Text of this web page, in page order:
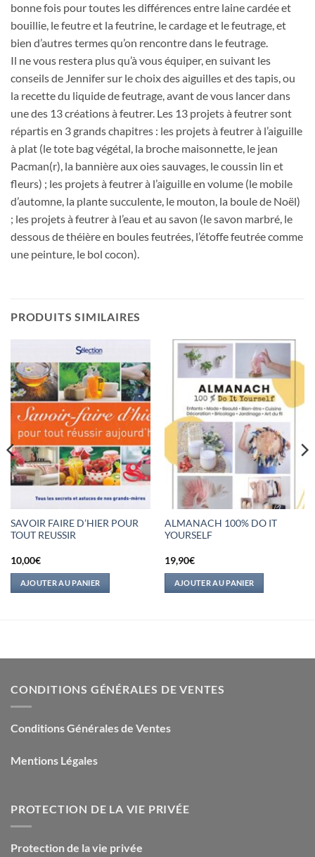
bonne fois pour toutes les différences entre laine cardée et
bouillie, le feutre et la feutrine, le cardage et le feutrage, et
bien d’autres termes qu’on rencontre dans le feutrage.
Il ne vous restera plus qu’à vous équiper, en suivant les
conseils de Jennifer sur le choix des aiguilles et des tapis, ou
la recette du liquide de feutrage, avant de vous lancer dans
une des 13 créations à feutrer. Les 13 projets à feutrer sont
répartis en 3 grands chapitres : les projets à feutrer à l’aiguille
à plat (le tote bag végétal, la broche maisonnette, le jean
Pacman(r), la bannière aux oies sauvages, le coussin lin et
fleurs) ; les projets à feutrer à l’aiguille en volume (le mobile
d’automne, la plante succulente, le mouton, la boule de Noël)
; les projets à feutrer à l’eau et au savon (le savon marbré, le
dessous de théière en boules feutrées, l’étoffe feutrée comme
une peinture, le bol cocon).
PRODUITS SIMILAIRES
SAVOIR FAIRE D’HIER POUR
TOUT REUSSIR
10,00€
AJOUTER AU PANIER
ALMANACH 100% DO IT
YOURSELF
19,90€
AJOUTER AU PANIER
CONDITIONS GÉNÉRALES DE VENTES
Conditions Générales de Ventes
Mentions Légales
PROTECTION DE LA VIE PRIVÉE
Protection de la vie privée